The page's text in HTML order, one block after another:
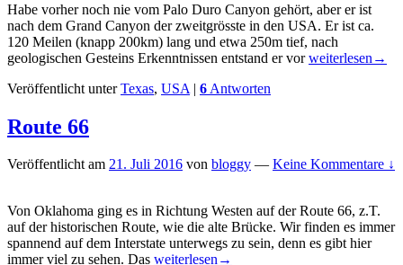
Habe vorher noch nie vom Palo Duro Canyon gehört, aber er ist
nach dem Grand Canyon der zweitgrösste in den USA. Er ist ca.
120 Meilen (knapp 200km) lang und etwa 250m tief, nach
geologischen Gesteins Erkenntnissen entstand er vorPalo
weiterlesen →
Veröffentlicht unter Texas, USA | 6 Antworten
Route 66
Veröffentlicht am 21. Juli 2016 von bloggy — Keine Kommentare ↓
Von Oklahoma ging es in Richtung Westen auf der Route 66, z.T.
auf der historischen Route, wie die alte Brücke. Wir finden es immer
spannend auf dem Interstate unterwegs zu sein, denn es gibt hier
immer viel zu sehen. Das Route
weiterlesen→